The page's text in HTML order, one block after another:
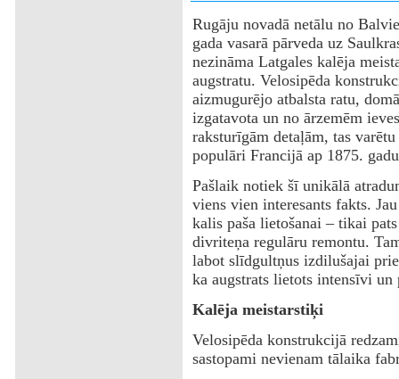
Rugāju novadā netālu no
gada vasarā pārveda uz
nezināma Latgales kalēja
augstratu. Velosipēda
aizmugurējo atbalsta ratu,
izgatavota un no ārzemēm
raksturīgām detaļām, tas
populāri Francijā ap 1875.
Pašlaik notiek šī unikālā
viens vien interesants fakts.
kalis paša lietošanai – tikai
divriteņa regulāru remontu.
labot slīdgultņus izdilušajai
ka augstrats lietots intensīvi
Kalēja meistarstiķi
Velosipēda konstrukcijā
sastopami nevienam tālaika